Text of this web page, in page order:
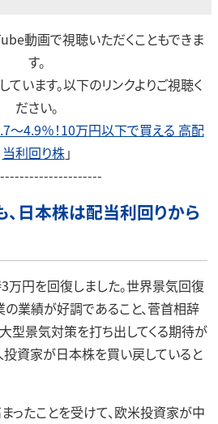
動画で視聴いただくこともできま
す。
います。以下のリンクよりご視聴く
ださい。
～4.9％！10万円以下で買える 高配
当利回り株」
日本株は配当利回りから
円を回復しました。世界景気回復
業績が好調であること、菅首相辞
型景気対策を打ち出してくる期待が
投資家が日本株を買い戻していると
ったことを受けて、欧米投資家が中